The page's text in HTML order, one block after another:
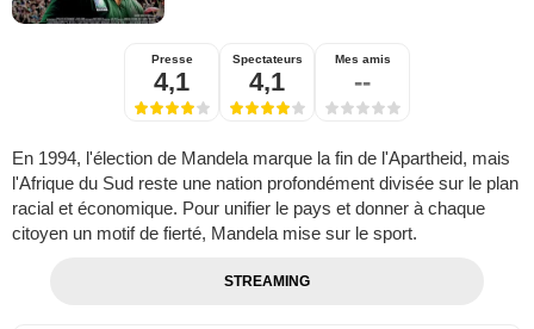
Presse
4,1
Spectateurs
4,1
Mes amis
--
En 1994, l'élection de Mandela marque la fin de l'Apartheid, mais
l'Afrique du Sud reste une nation profondément divisée sur le plan
racial et économique. Pour unifier le pays et donner à chaque
citoyen un motif de fierté, Mandela mise sur le sport.
STREAMING